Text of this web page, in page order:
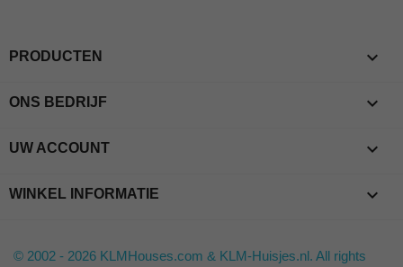
PRODUCTEN 
ONS BEDRIJF 
UW ACCOUNT 
WINKEL INFORMATIE keyboard_arrow_down
© 2002 - 2026 KLMHouses.com & KLM-Huisjes.nl. All rights